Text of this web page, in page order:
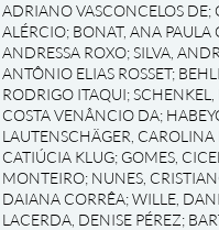
ADRIANO VASCONCELOS DE;
ALÉRCIO; BONAT, ANA PAULA
ANDRESSA ROXO;SILVA,
ANTÔNIO ELIAS ROSSET;
RODRIGO ITAQUI;SCHENKEL,
COSTA VENÂNCIO DA;
LAUTENSCHÄGER, CAROLINA
CATIÚCIA KLUG; GOMES,
MONTEIRO; NUNES,
DAIANA CORRÊA;WILLE,
LACERDA, DENISE PÉREZ;